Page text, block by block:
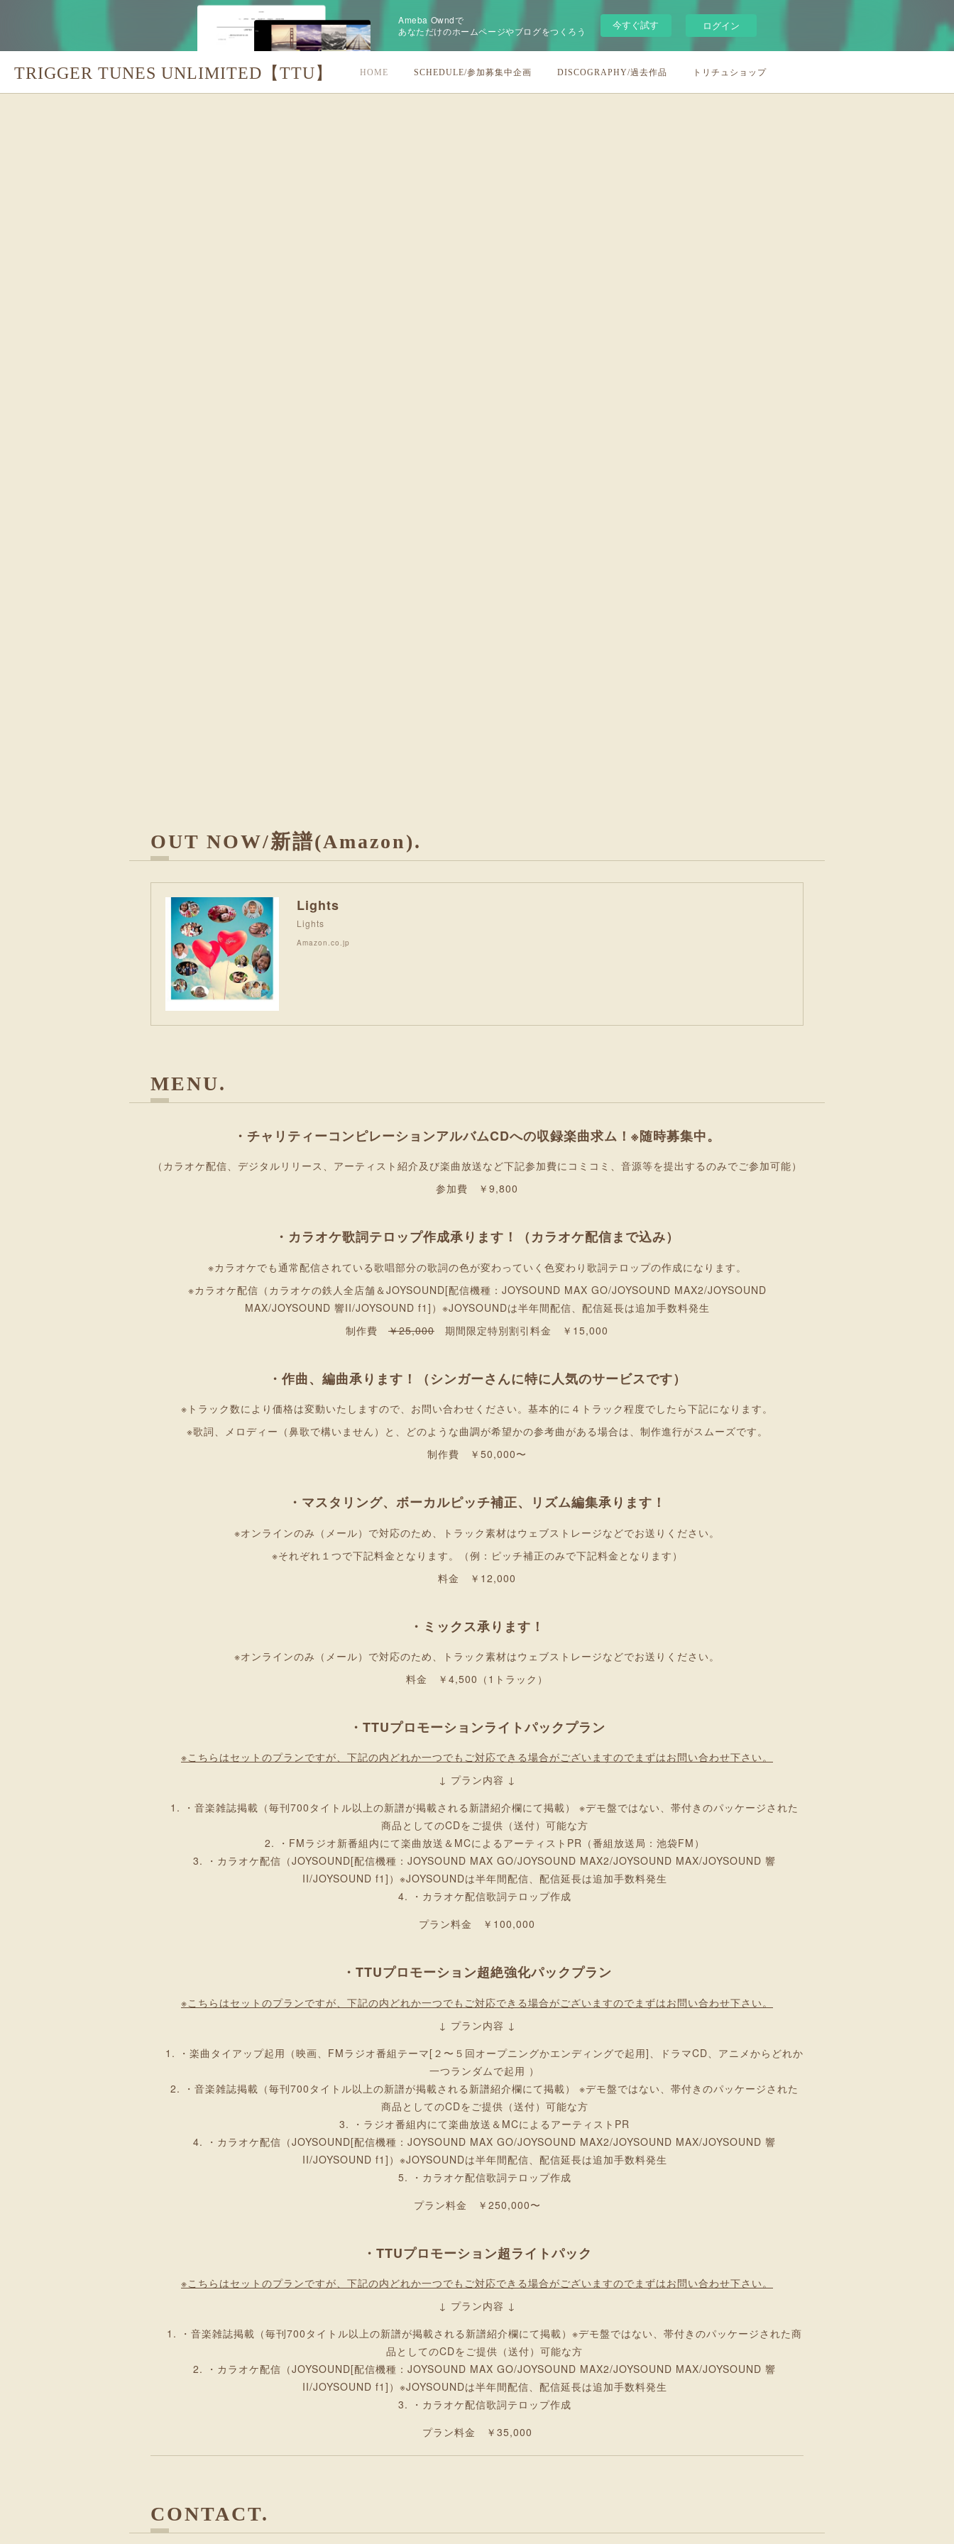
Ameba Owndで
あなただけのホームページやブログをつくろう
今すぐ試す ログイン
TRIGGER TUNES UNLIMITED【TTU】 HOME SCHEDULE/参加募集中企画 DISCOGRAPHY/過去作品 トリチュショップ
TRIGGER TUNES UNLIMITED(TTU：トリガーチューンズアンリミテッド)はレコーディング
スタジオ＆レーベル。 新世代のトリガーとなる音楽・アーティストを世に打ち出すべく創設
【通称：TTU、トリチュ】
OUT NOW/新譜(Amazon)
Lights
Lights
Amazon.co.jp
MENU
・チャリティーコンピレーションアルバムCDへの収録楽曲求ム！※随時募集中。
（カラオケ配信、デジタルリリース、アーティスト紹介及び楽曲放送など下記参加費にコミコミ、音源等を提出するのみでご参加可能）
参加費 ￥9,800
・カラオケ歌詞テロップ作成承ります！（カラオケ配信まで込み）
※カラオケでも通常配信されている歌唱部分の歌詞の色が変わっていく色変わり歌詞テロップの作成になります。
※カラオケ配信（カラオケの鉄人全店舗＆JOYSOUND[配信機種：JOYSOUND MAX GO/JOYSOUND MAX2/JOYSOUND
MAX/JOYSOUND 響II/JOYSOUND f1]）※JOYSOUNDは半年間配信、配信延長は追加手数料発生
制作費 ￥25,000 期間限定特別割引料金 ￥15,000
・作曲、編曲承ります！（シンガーさんに特に人気のサービスです）
※トラック数により価格は変動いたしますので、お問い合わせください。基本的に４トラック程度でしたら下記になります。
※歌詞、メロディー（鼻歌で構いません）と、どのような曲調が希望かの参考曲がある場合は、制作進行がスムーズです。
制作費 ￥50,000〜
・マスタリング、ボーカルピッチ補正、リズム編集承ります！
※オンラインのみ（メール）で対応のため、トラック素材はウェブストレージなどでお送りください。
※それぞれ１つで下記料金となります。（例：ピッチ補正のみで下記料金となります）
料金 ￥12,000
・ミックス承ります！
※オンラインのみ（メール）で対応のため、トラック素材はウェブストレージなどでお送りください。
料金 ￥4,500（1トラック）
・TTUプロモーションライトパックプラン
※こちらはセットのプランですが、下記の内どれか一つでもご対応できる場合がございますのでまずはお問い合わせ下さい。
↓ プラン内容 ↓
・音楽雑誌掲載（毎刊700タイトル以上の新譜が掲載される新譜紹介欄にて掲載） ※デモ盤ではない、帯付きのパッケージされた
商品としてのCDをご提供（送付）可能な方
・FMラジオ新番組内にて楽曲放送＆MCによるアーティストPR（番組放送局：池袋FM）
・カラオケ配信（JOYSOUND[配信機種：JOYSOUND MAX GO/JOYSOUND MAX2/JOYSOUND MAX/JOYSOUND 響
II/JOYSOUND f1]）※JOYSOUNDは半年間配信、配信延長は追加手数料発生
・カラオケ配信歌詞テロップ作成
プラン料金 ￥100,000
・TTUプロモーション超絶強化パックプラン
※こちらはセットのプランですが、下記の内どれか一つでもご対応できる場合がございますのでまずはお問い合わせ下さい。
↓ プラン内容 ↓
・楽曲タイアップ起用（映画、FMラジオ番組テーマ[２〜５回オープニングかエンディングで起用]、ドラマCD、アニメからどれか
一つランダムで起用 ）
・音楽雑誌掲載（毎刊700タイトル以上の新譜が掲載される新譜紹介欄にて掲載） ※デモ盤ではない、帯付きのパッケージされた
商品としてのCDをご提供（送付）可能な方
・ラジオ番組内にて楽曲放送＆MCによるアーティストPR
・カラオケ配信（JOYSOUND[配信機種：JOYSOUND MAX GO/JOYSOUND MAX2/JOYSOUND MAX/JOYSOUND 響
II/JOYSOUND f1]）※JOYSOUNDは半年間配信、配信延長は追加手数料発生
・カラオケ配信歌詞テロップ作成
プラン料金 ￥250,000〜
・TTUプロモーション超ライトパック
※こちらはセットのプランですが、下記の内どれか一つでもご対応できる場合がございますのでまずはお問い合わせ下さい。
↓ プラン内容 ↓
・音楽雑誌掲載（毎刊700タイトル以上の新譜が掲載される新譜紹介欄にて掲載）※デモ盤ではない、帯付きのパッケージされた商
品としてのCDをご提供（送付）可能な方
・カラオケ配信（JOYSOUND[配信機種：JOYSOUND MAX GO/JOYSOUND MAX2/JOYSOUND MAX/JOYSOUND 響
II/JOYSOUND f1]）※JOYSOUNDは半年間配信、配信延長は追加手数料発生
・カラオケ配信歌詞テロップ作成
プラン料金 ￥35,000
CONTACT